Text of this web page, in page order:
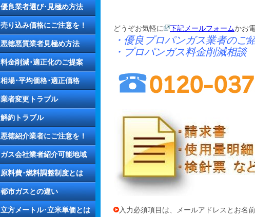
優良業者選び･見極め方法
売り込み価格にご注意を！
悪徳悪質業者見極め方法
料金削減･適正化のご提案
相場･平均価格･適正価格
業者変更トラブル
解約トラブル
悪徳紹介業者にご注意を！
ガス会社業者紹介可能地域
原料費･燃料調整制度とは
都市ガスとの違い
立方メートル･立米単価とは
どうぞお気軽に 下記メールフォームかお
・優良プロパンガス業者のご
・プロパンガス料金削減相談
入力必須項目は、メールアドレスとお名